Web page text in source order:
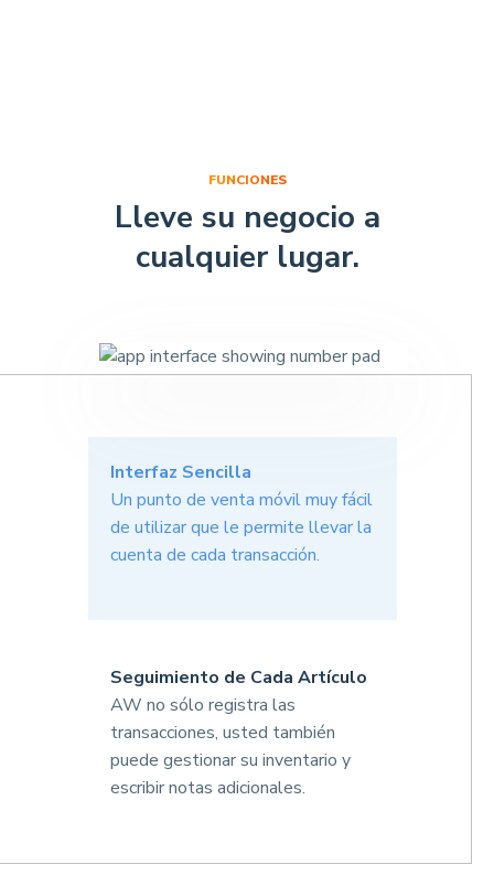
FUNCIONES
Lleve su negocio a
cualquier lugar.
Interfaz Sencilla
Un punto de venta móvil muy fácil
de utilizar que le permite llevar la
cuenta de cada transacción.
Seguimiento de Cada Artículo
AW no sólo registra las
transacciones, usted también
puede gestionar su inventario y
escribir notas adicionales.